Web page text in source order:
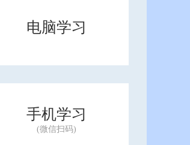
电脑学习
手机学习